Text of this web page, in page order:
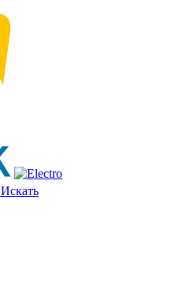
Искать